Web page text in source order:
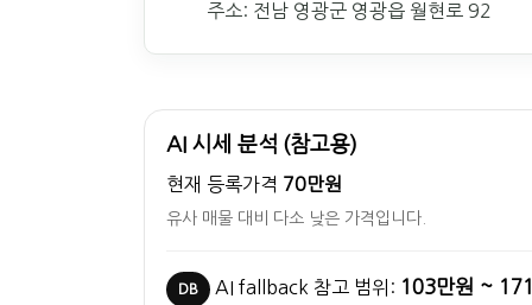
주소: 전남 영광군 영광읍 월현로 92
AI 시세 분석 (참고용)
현재 등록가격 70만원
유사 매물 대비 다소 낮은 가격입니다.
DB AI fallback 참고 범위: 103만원 ~